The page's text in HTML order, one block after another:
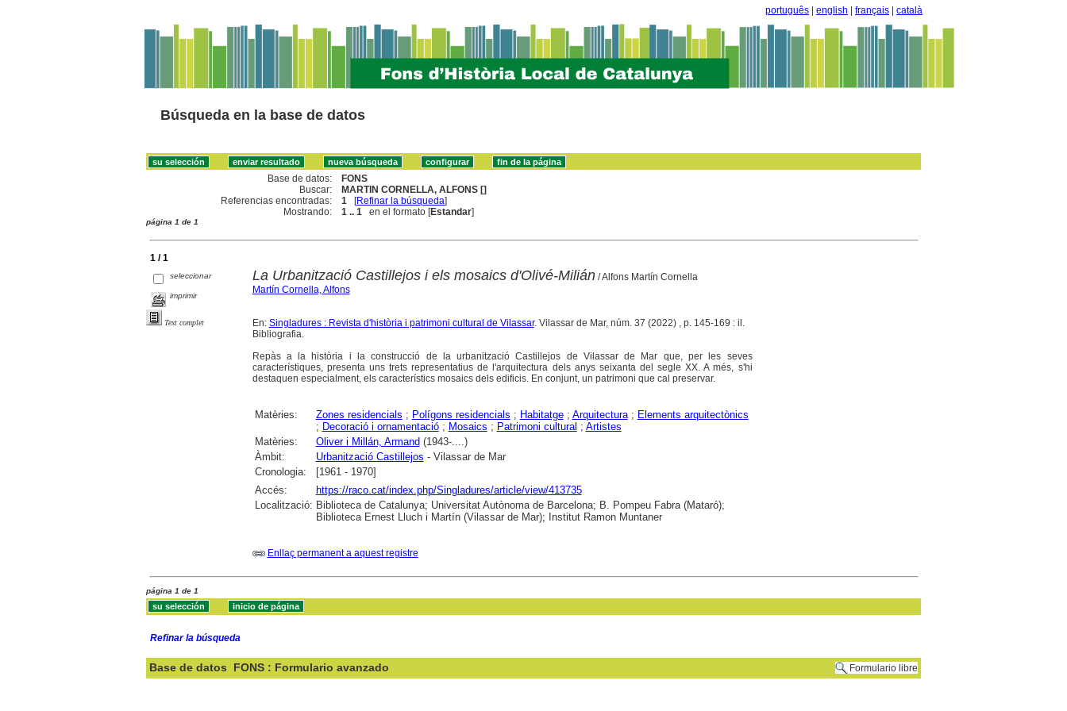
português english français català
Búsqueda en la base de datos
Base de datos:
FONS
Buscar:
MARTIN CORNELLA, ALFONS []
Referencias encontradas:
1 [Refinar la búsqueda]
Mostrando:
1 .. 1 en el formato [Estandar]
página 1 de 1
1 / 1
seleccionar
imprimir
Text complet
La Urbanització Castillejos i els mosaics d'Olivé-Milián/ Alfons Martín Cornella
Martín Cornella, Alfons
En: Singladures : Revista d'història i patrimoni cultural de Vilassar. Vilassar de Mar, núm. 37 (2022) , p. 145-169 : il.
Bibliografia.
Repàs a la història i la construcció de la urbanització Castillejos de Vilassar de Mar que, per les seves
característiques, presenta uns trets representatius de l'arquitectura dels anys seixanta del segle XX. A més, s'hi
destaquen especialment, els característics mosaics dels edificis. En conjunt, un patrimoni que cal preservar.
Matèries: Zones residencials ; Polígons residencials ; Habitatge; Arquitectura; Elements arquitectònics
; Decoració i ornamentació; Mosaics ; Patrimoni cultural ; Artistes
Matèries:
Oliver i Millán, Armand (1943-....)
Àmbit:
Urbanització Castillejos - Vilassar de Mar
Cronologia:
[1961 - 1970]
Accés:
https://raco.cat/index.php/Singladures/article/view/413735
Localització: Biblioteca de Catalunya; Universitat Autònoma de Barcelona; B. Pompeu Fabra (Mataró);
Biblioteca Ernest Lluch i Martín (Vilassar de Mar); Institut Ramon Muntaner
Enllaç permanent a aquest registre
página 1 de 1
Refinar la búsqueda
Base de datos FONS : Formulario avanzado Formulario libre